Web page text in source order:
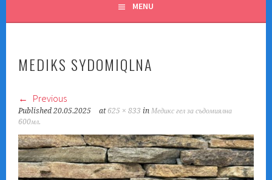
MENU
MEDIKS SYDOMIQLNA
Previous
Published20.05.2025 at 625 × 833 inМедикс гел за съдомиялна
600мл.